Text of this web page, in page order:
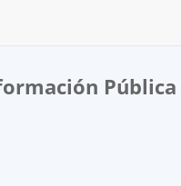
Pública